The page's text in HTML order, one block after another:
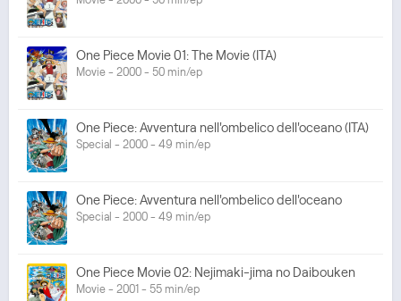
One Piece Movie 01: The Movie (ITA)
Movie - 2000 - 50 min/ep
One Piece: Avventura nell'ombelico dell'oceano (ITA)
Special - 2000 - 49 min/ep
One Piece: Avventura nell'ombelico dell'oceano
Special - 2000 - 49 min/ep
One Piece Movie 02: Nejimaki-jima no Daibouken
Movie - 2001 - 55 min/ep